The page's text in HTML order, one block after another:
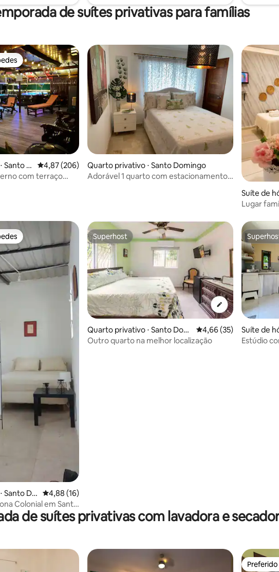
de suítes privativas para famílias
26 avaliações
Santo D
4,87 de uma avaliação média de 5, 206 avaliações
4,87 (206)
com terraço
Quarto privativo ⋅ Santo Domingo
Adorável 1 quarto com estacionamento
Suíte de
Lugar
4 avaliações
Santo Do
4,88 de uma avaliação média de 5, 16 avaliações
4,88 (16)
Colonial em Santo
Superhost
Superhost
Quarto privativo ⋅ Santo Domi
ngo
4,66 de uma avaliação
4,66 (35)
Outro quarto na melhor localização
Suíte de
omingo
Estúdio
de suítes privativas com lavadora e